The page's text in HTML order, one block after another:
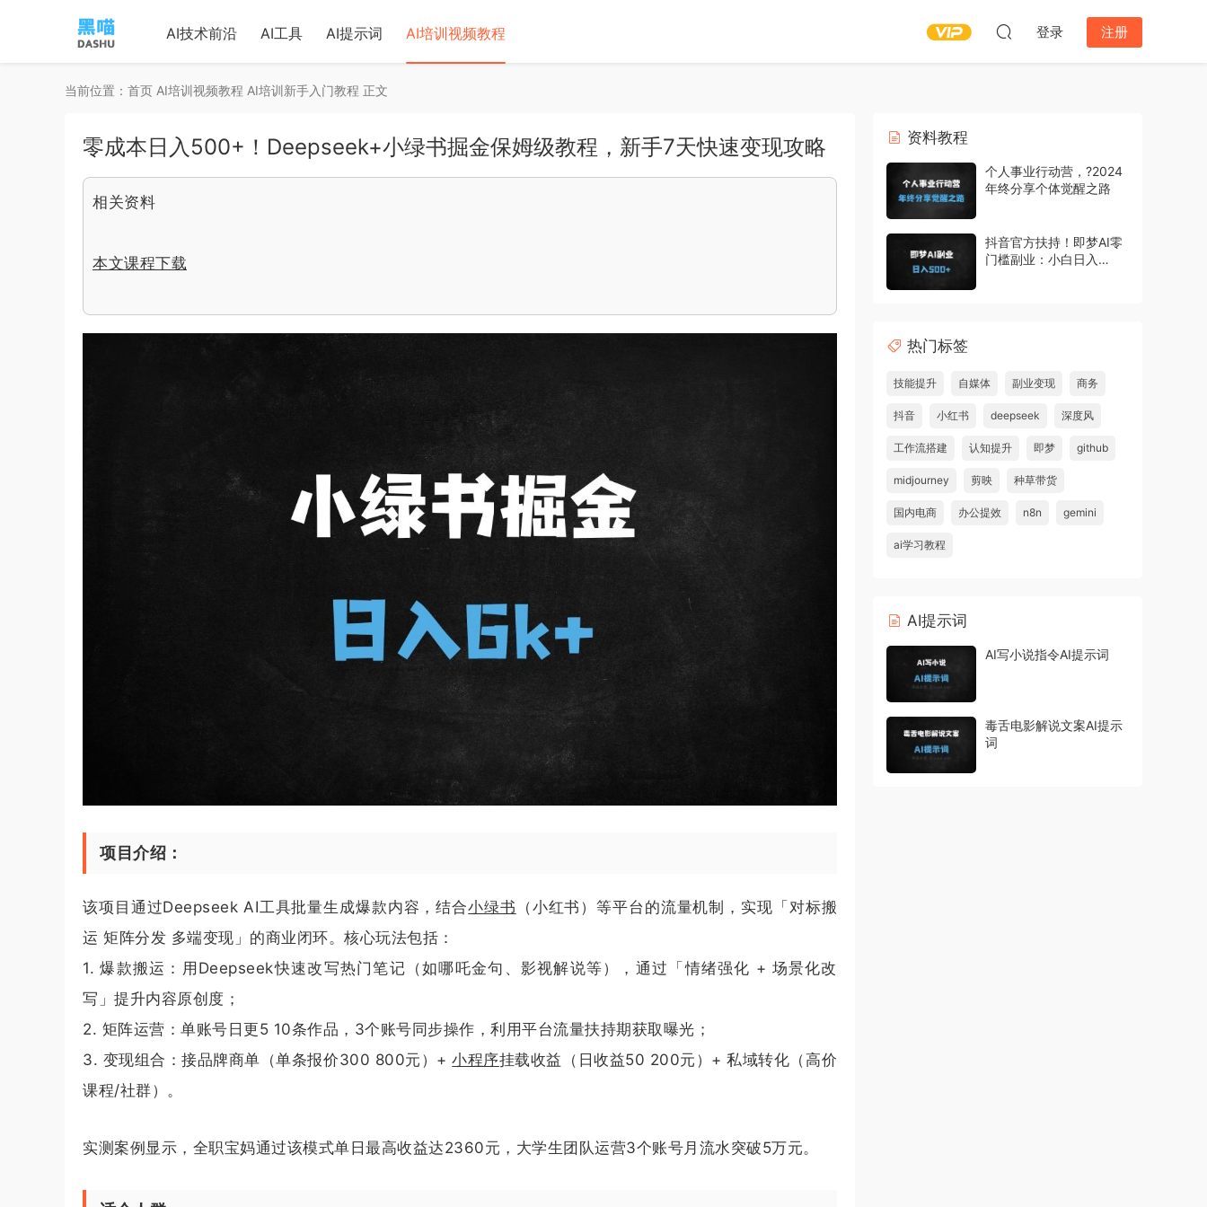
AI技术前沿 AI工具 AI提示词 AI培训视频教程 登录 注册
当前位置： 首页 AI培训视频教程 AI培训新手入门教程 正文
零成本日入500+！Deepseek+小绿书掘金保姆级教程，新手7天快速变现攻略
相关资料
本文课程下载
项目介绍：
该项目通过Deepseek AI工具批量生成爆款内容，结合小绿书 （小红书）等平台的流量机制，实现「对标搬
运 矩阵分发 多端变现」的商业闭环。核心玩法包括：
1. 爆款搬运：用Deepseek快速改写热门笔记（如哪吒金句、影视解说等），通过「情绪强化 + 场景化改
写」提升内容原创度；
2. 矩阵运营：单账号日更5 10条作品，3个账号同步操作，利用平台流量扶持期获取曝光；
3. 变现组合：接品牌商单（单条报价300 800元）+小程序挂载收益（日收益50 200元）+ 私域转化（高价
课程/社群）。
实测案例显示，全职宝妈通过该模式单日最高收益达2360元，大学生团队运营3个账号月流水突破5万元。
资料教程
个人事业行动营，?2024
年终分享个体觉醒之路
抖音官方扶持！即梦AI零
门槛副业：小白日入
热门标签
技能提升 自媒体 副业变现 商务
抖音 小红书 deepseek 深度风
工作流搭建 认知提升 即梦 github
midjourney 剪映 种草带货
国内电商 办公提效 n8n gemini
ai学习教程
AI提示词
AI写小说指令AI提示词
毒舌电影解说文案AI提示
词